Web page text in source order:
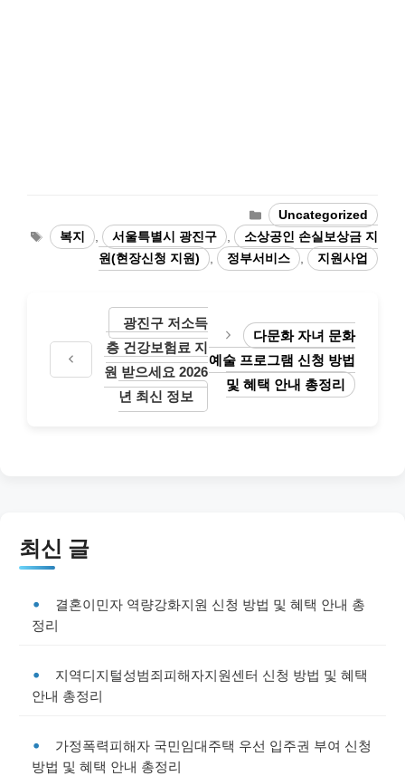
Categories
Uncategorized
Tags
복지 , 서울특별시 광진구 ,
소상공인 손실보상금 지
원(현장신청 지원)
, 정부서비스 , 지원사업
광진구 저소득
층 건강보험료 지
원 받으세요 2026
년 최신 정보
다문화 자녀 문화
예술 프로그램 신청 방법
및 혜택 안내 총정리
최신 글
결혼이민자 역량강화지원 신청 방법 및 혜택 안내 총
정리
지역디지털성범죄피해자지원센터 신청 방법 및 혜택
안내 총정리
가정폭력피해자 국민임대주택 우선 입주권 부여 신청
방법 및 혜택 안내 총정리